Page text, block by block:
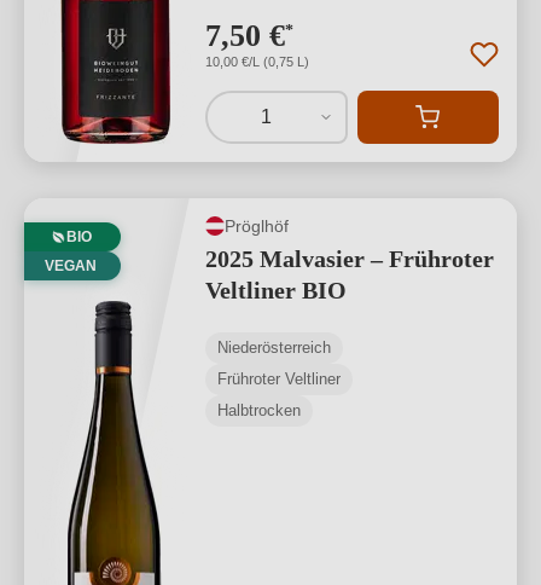
7,50 €*
10,00 €/L (0,75 L)
1
BIO
VEGAN
Pröglhöf
2025 Malvasier – Frühroter
Veltliner BIO
Niederösterreich
Frühroter Veltliner
Halbtrocken